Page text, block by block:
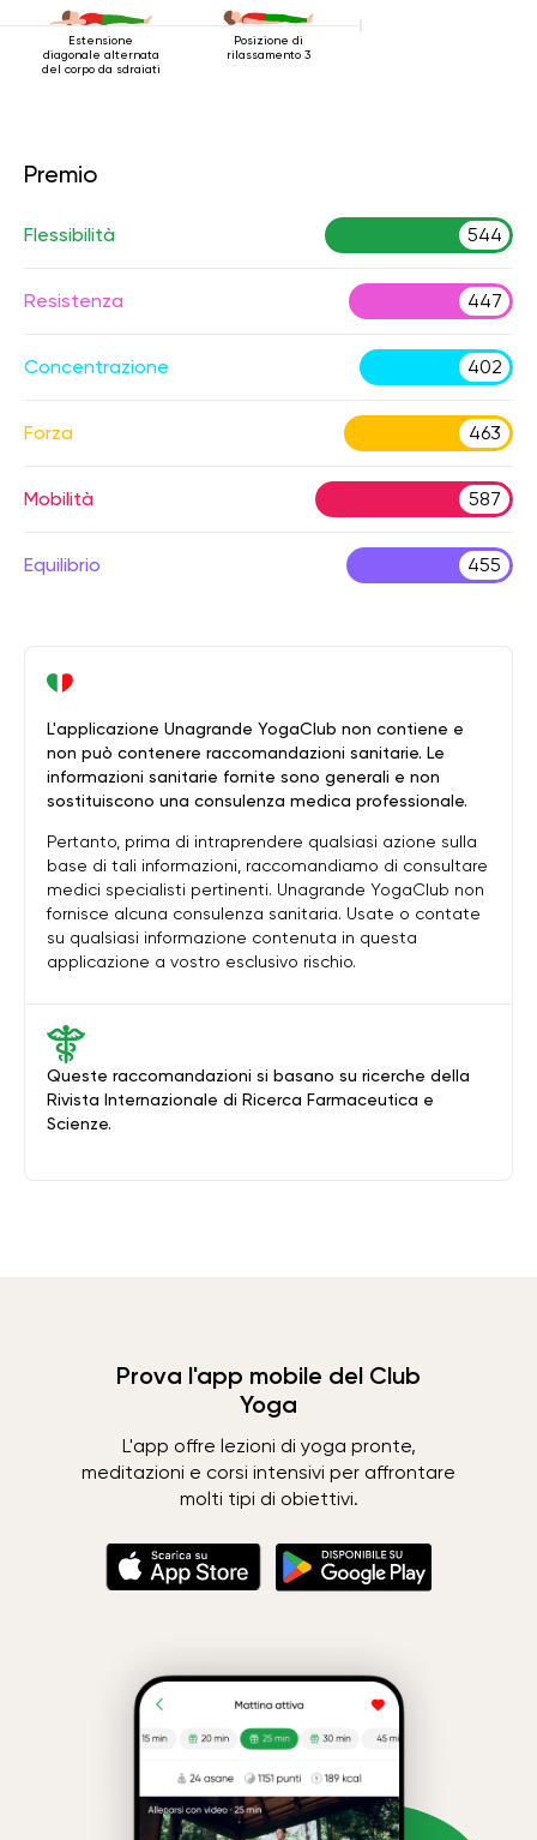
Estensione
diagonale alternata
del corpo da sdraiati
Posizione di
rilassamento 3
Premio
Flessibilità 544
Resistenza 447
Concentrazione 402
Forza 463
Mobilità 587
Equilibrio 455
Queste raccomandazioni si basano su ricerche della
Rivista Internazionale di Ricerca Farmaceutica e
Scienze.
L'applicazione Unagrande YogaClub non contiene e
non può contenere raccomandazioni sanitarie. Le
informazioni sanitarie fornite sono generali e non
sostituiscono una consulenza medica professionale.
Pertanto, prima di intraprendere qualsiasi azione sulla
base di tali informazioni, raccomandiamo di consultare
medici specialisti pertinenti. Unagrande YogaClub non
fornisce alcuna consulenza sanitaria. Usate o contate
su qualsiasi informazione contenuta in questa
applicazione a vostro esclusivo rischio.
Prova l'app mobile del Club
Yoga
L'app offre lezioni di yoga pronte,
meditazioni e corsi intensivi per affrontare
molti tipi di obiettivi.